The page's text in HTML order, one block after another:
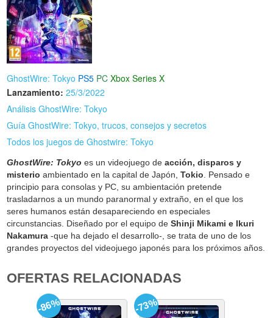
GhostWire: Tokyo PS5 PC Xbox Series X
Lanzamiento: 25/3/2022
Análisis GhostWire: Tokyo
Guía GhostWire: Tokyo, trucos, consejos y secretos
Todos los juegos de Ghostwire: Tokyo
GhostWire: Tokyo es un videojuego deacción, disparos y
misterio ambientado en la capital de Japón,Tokio. Pensado e
principio para consolas y PC, su ambientación pretende
trasladarnos a un mundo paranormal y extraño, en el que los
seres humanos están desapareciendo en especiales
circunstancias. Diseñado por el equipo deShinji Mikami e Ikuri
Nakamura -que ha dejado el desarrollo-, se trata de uno de los
grandes proyectos del videojuego japonés para los próximos años.
OFERTAS RELACIONADAS
-86% -73%